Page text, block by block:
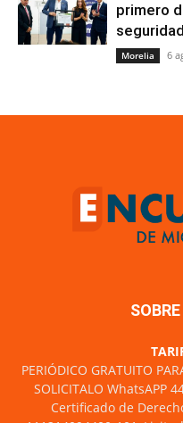
primero
Morelia 6
PERIÓDICO GRATUITO
SOLICITALO WhatsAPP
Certificado de